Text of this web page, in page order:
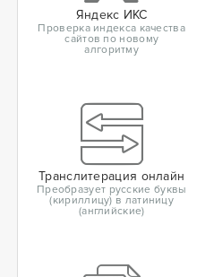
Яндекс ИКС
Проверка индекса качества
сайтов по новому
алгоритму
Транслитерация онлайн
Преобразует русские буквы
(кириллицу) в латиницу
(английские)